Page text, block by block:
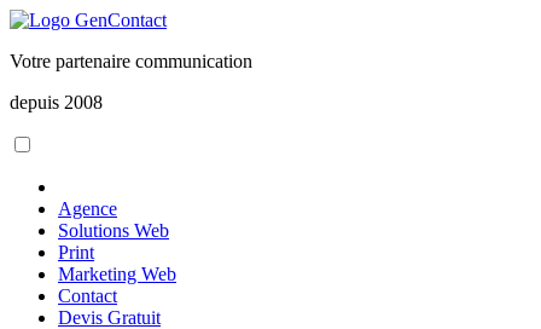
Votre partenaire communication
depuis 2008
Agence
Solutions Web
Print
Marketing Web
Contact
Devis Gratuit